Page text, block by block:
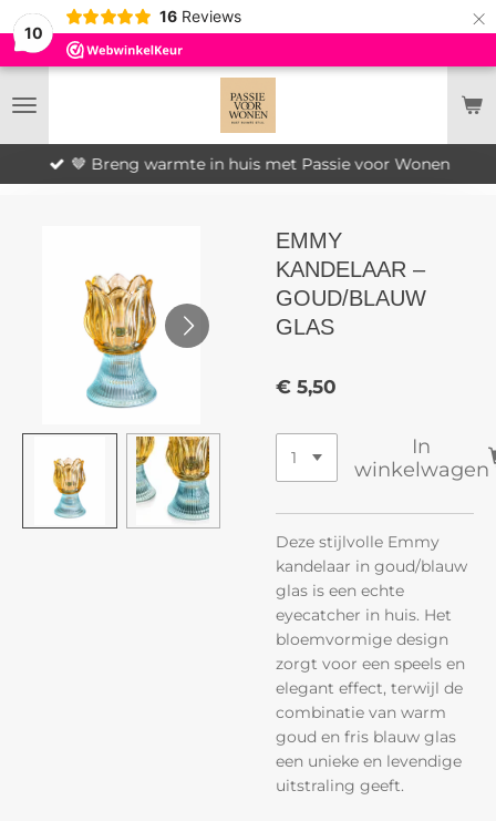
10
16 Reviews ×
🤎 Breng warmte in huis met Passie voor Wonen
EMMY
KANDELAAR –
GOUD/BLAUW
GLAS
€ 5,50
In
winkelwagen
Deze stijlvolle Emmy
kandelaar in goud/blauw
glas is een echte
eyecatcher in huis. Het
bloemvormige design
zorgt voor een speels en
elegant effect, terwijl de
combinatie van warm
goud en fris blauw glas
een unieke en levendige
uitstraling geeft.